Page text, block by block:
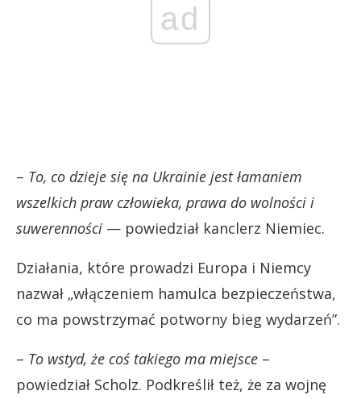
ad
– To, co dzieje się na Ukrainie jest łamaniem
wszelkich praw człowieka, prawa do wolności i
suwerenności — powiedział kanclerz Niemiec.
Działania, które prowadzi Europa i Niemcy
nazwał „włączeniem hamulca bezpieczeństwa,
co ma powstrzymać potworny bieg wydarzeń”.
– To wstyd, że coś takiego ma miejsce –
powiedział Scholz. Podkreślił też, że za wojnę